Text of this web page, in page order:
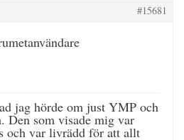
#15681
jag hörde om just YMP och
Den som visade mig var
och var livrädd för att allt